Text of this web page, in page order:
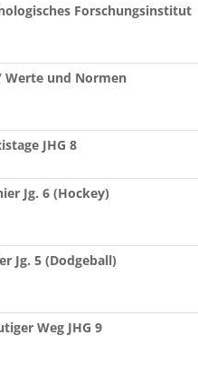
Forschungsinstitut
Werte und Normen
JHG 8
Jg. 6 (Hockey)
Jg. 5 (Dodgeball)
Weg JHG 9